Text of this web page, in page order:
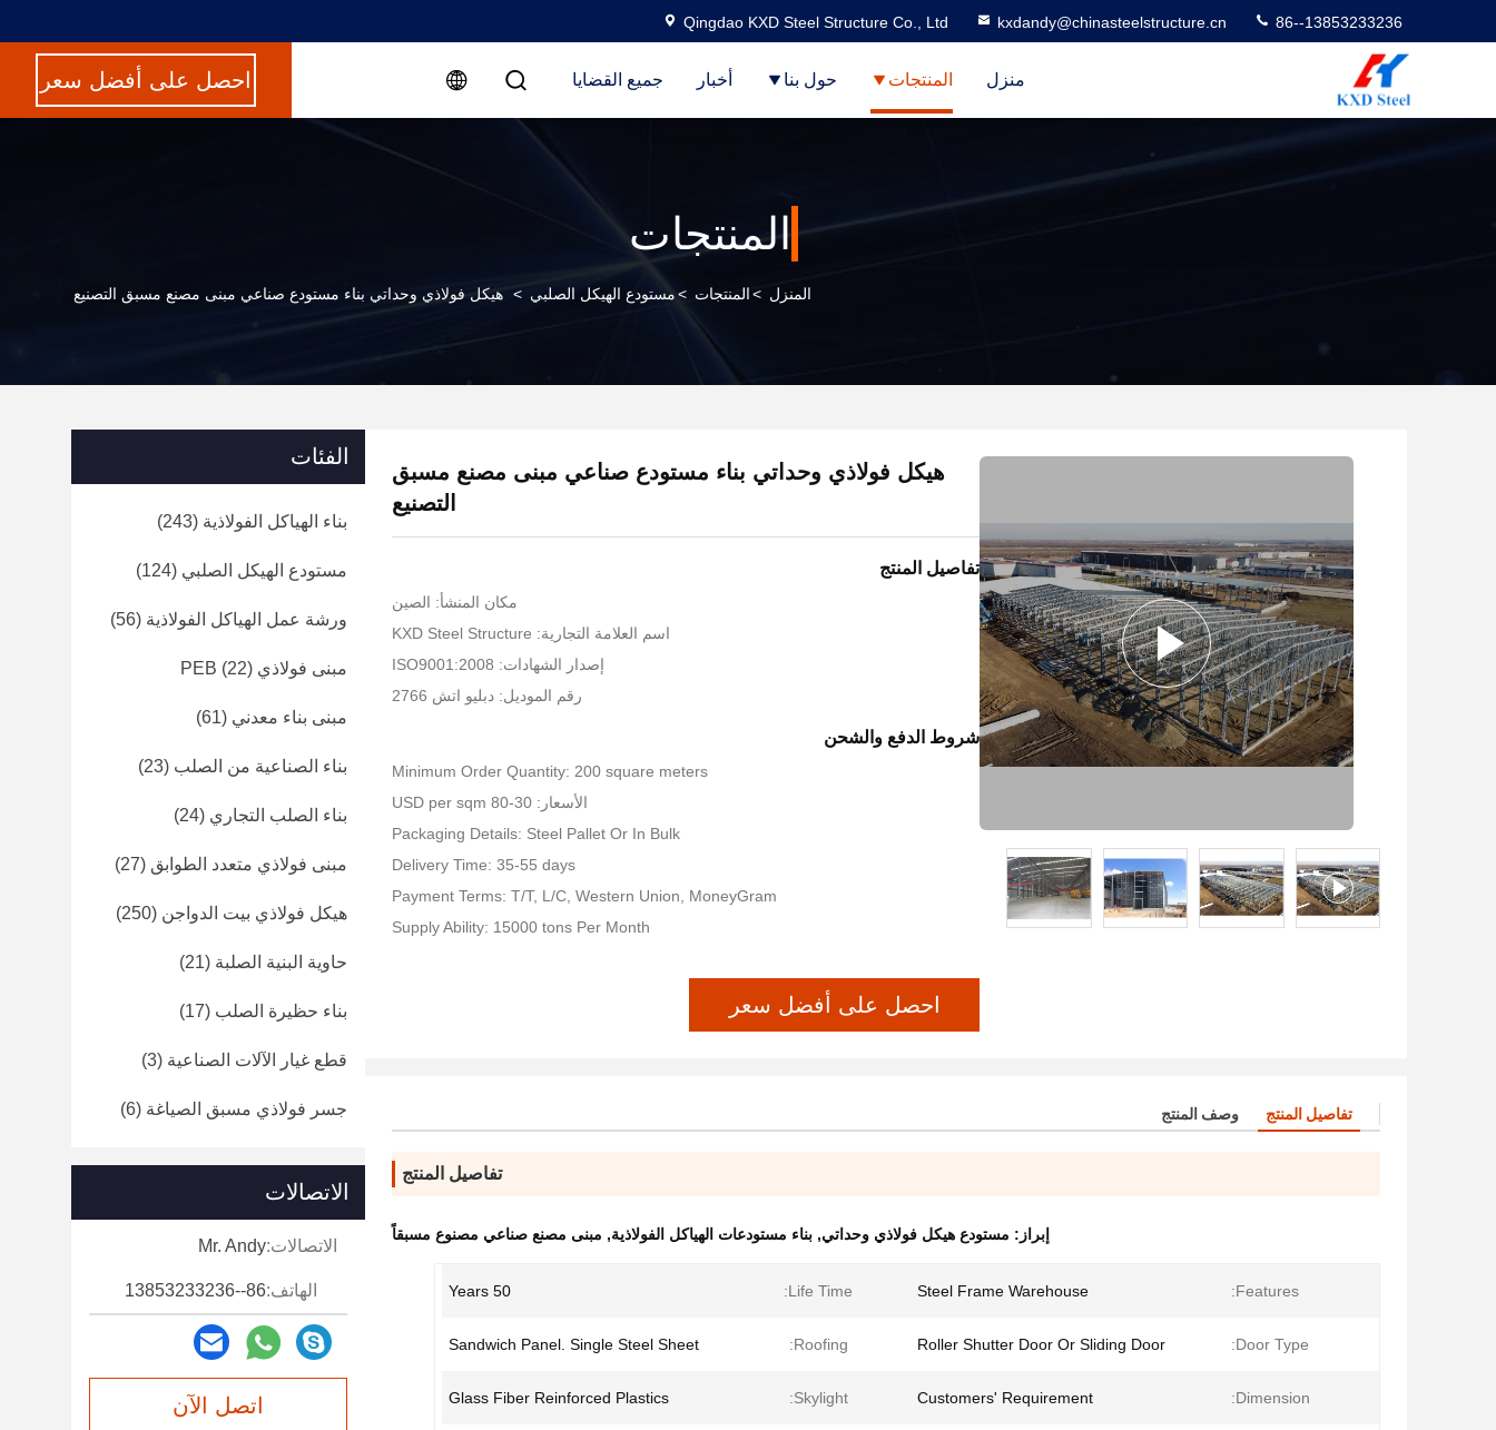
Qingdao KXD Steel Structure Co., Ltd kxdandy@chinasteelstructure.cn 86--13853233236
منزل المنتجات حول بنا أخبار جميع القضايا احصل على أفضل سعر
المنتجات
المنزل >المنتجات >مستودع الهيكل الصلبي > هيكل فولاذي وحداتي بناء مستودع صناعي مبنى مصنع مسبق التصنيع
هيكل فولاذي وحداتي بناء مستودع صناعي مبنى مصنع مسبق
التصنيع
تفاصيل المنتج
مكان المنشأ: الصين
اسم العلامة التجارية: KXD Steel Structure
إصدار الشهادات: ISO9001:2008
رقم الموديل: دبليو اتش 2766
شروط الدفع والشحن
Minimum Order Quantity: 200 square meters
الأسعار: 30-80 USD per sqm
Packaging Details: Steel Pallet Or In Bulk
Delivery Time: 35-55 days
Payment Terms: T/T, L/C, Western Union, MoneyGram
Supply Ability: 15000 tons Per Month
احصل على أفضل سعر
تفاصيل المنتج وصف المنتج
تفاصيل المنتج
إبراز: مستودع هيكل فولاذي وحداتي, بناء مستودعات الهياكل الفولاذية, مبنى مصنع صناعي مصنوع مسبقاً
Features:
Steel Frame Warehouse
Life Time:
50 Years
Door Type:
Roller Shutter Door Or Sliding Door
Roofing:
Sandwich Panel. Single Steel Sheet
Dimension:
Customers' Requirement
Skylight:
Glass Fiber Reinforced Plastics
الفئات
بناء الهياكل الفولاذية (243)
مستودع الهيكل الصلبي (124)
ورشة عمل الهياكل الفولاذية (56)
مبنى فولاذي PEB (22)
مبنى بناء معدني (61)
بناء الصناعية من الصلب (23)
بناء الصلب التجاري (24)
مبنى فولاذي متعدد الطوابق (27)
هيكل فولاذي بيت الدواجن (250)
حاوية البنية الصلبة (21)
بناء حظيرة الصلب (17)
قطع غيار الآلات الصناعية (3)
جسر فولاذي مسبق الصياغة (6)
الاتصالات
الاتصالات:Mr. Andy
الهاتف:86--13853233236
اتصل الآن